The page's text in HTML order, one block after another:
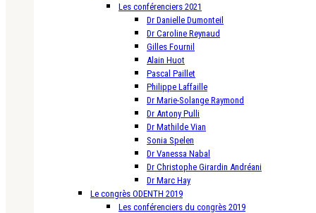
Les conférenciers 2021
Dr Danielle Dumonteil
Dr Caroline Reynaud
Gilles Fournil
Alain Huot
Pascal Paillet
Philippe Laffaille
Dr Marie-Solange Raymond
Dr Antony Pulli
Dr Mathilde Vian
Sonia Spelen
Dr Vanessa Nabal
Dr Christophe Girardin Andréani
Dr Marc Hay
Le congrès ODENTH 2019
Les conférenciers du congrès 2019